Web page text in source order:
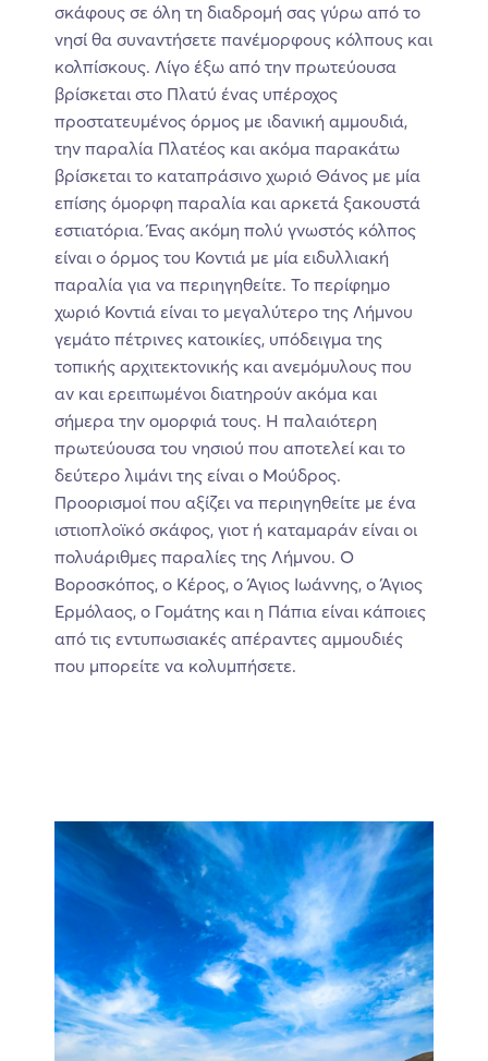
σκάφους σε όλη τη διαδρομή σας γύρω από το
νησί θα συναντήσετε πανέμορφους κόλπους και
κολπίσκους. Λίγο έξω από την πρωτεύουσα
βρίσκεται στο Πλατύ ένας υπέροχος
προστατευμένος όρμος με ιδανική αμμουδιά,
την παραλία Πλατέος και ακόμα παρακάτω
βρίσκεται το καταπράσινο χωριό Θάνος με μία
επίσης όμορφη παραλία και αρκετά ξακουστά
εστιατόρια. Ένας ακόμη πολύ γνωστός κόλπος
είναι ο όρμος του Κοντιά με μία ειδυλλιακή
παραλία για να περιηγηθείτε. Το περίφημο
χωριό Κοντιά είναι το μεγαλύτερο της Λήμνου
γεμάτο πέτρινες κατοικίες, υπόδειγμα της
τοπικής αρχιτεκτονικής και ανεμόμυλους που
αν και ερειπωμένοι διατηρούν ακόμα και
σήμερα την ομορφιά τους. Η παλαιότερη
πρωτεύουσα του νησιού που αποτελεί και το
δεύτερο λιμάνι της είναι ο Μούδρος.
Προορισμοί που αξίζει να περιηγηθείτε με ένα
ιστιοπλοϊκό σκάφος, γιοτ ή καταμαράν είναι οι
πολυάριθμες παραλίες της Λήμνου. Ο
Βοροσκόπος, ο Κέρος, ο Άγιος Ιωάννης, ο Άγιος
Ερμόλαος, ο Γομάτης και η Πάπια είναι κάποιες
από τις εντυπωσιακές απέραντες αμμουδιές
που μπορείτε να κολυμπήσετε.